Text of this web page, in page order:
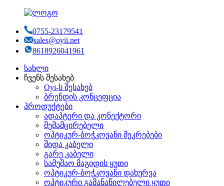
0755-23179541
sales@oyii.net
8618926041961
სახლი
ჩვენს შესახებ
Oyi-ს შესახებ
ბრენდის კონცეფცია
პროდუქტები
ადაპტერი და კონექტორი
შემამცირებელი
ოპტიკურ-ბოჭკოვანი შეკრებები
შიდა კაბელი
გარე კაბელი
სამუშაო მაგიდის ყუთი
ოპტიკურ-ბოჭკოვანი დახურვა
ოპტიკური გამანაწილებელი ყუთი